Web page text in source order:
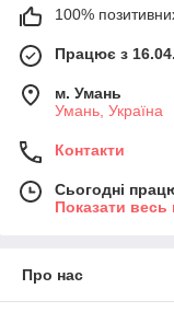
100%
Працює з
м. Умань
Умань, Україна
Контакти
Сьогодні
Показати весь
Про нас